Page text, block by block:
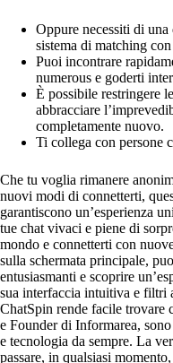
Oppure necessiti di
sistema di matching
Puoi incontrare
numerous e goderti
È possibile restringere
abbracciare
completamente nuovo.
Ti collega con persone
Che tu voglia rimanere
nuovi modi di connetterti,
garantiscono un’esperienza
tue chat vivaci e piene di
mondo e connetterti con
sulla schermata principale,
entusiasmanti e scoprire
sua interfaccia intuitiva e filtri
ChatSpin rende facile trovare
e Founder di Informarea,
e tecnologia da sempre. La
passare, in qualsiasi